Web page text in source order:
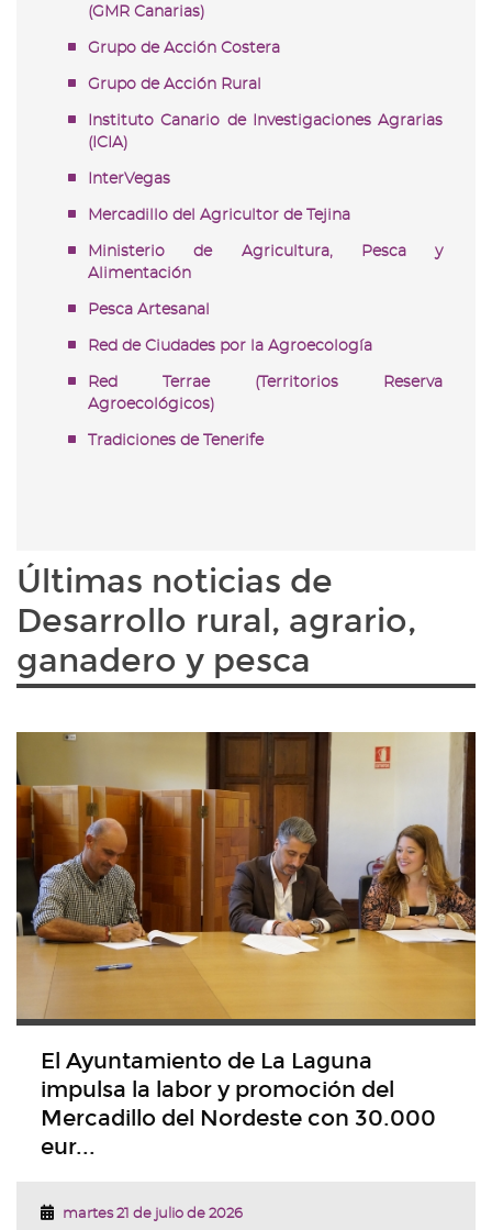
(GMR Canarias)
Grupo de Acción Costera
Grupo de Acción Rural
Instituto Canario de Investigaciones Agrarias
(ICIA)
InterVegas
Mercadillo del Agricultor de Tejina
Ministerio de Agricultura, Pesca y
Alimentación
Pesca Artesanal
Red de Ciudades por la Agroecología
Red Terrae (Territorios Reserva
Agroecológicos)
Tradiciones de Tenerife
Últimas noticias de
Desarrollo rural, agrario,
ganadero y pesca
El Ayuntamiento de La Laguna
impulsa la labor y promoción del
Mercadillo del Nordeste con 30.000
eur...
martes 21 de julio de 2026